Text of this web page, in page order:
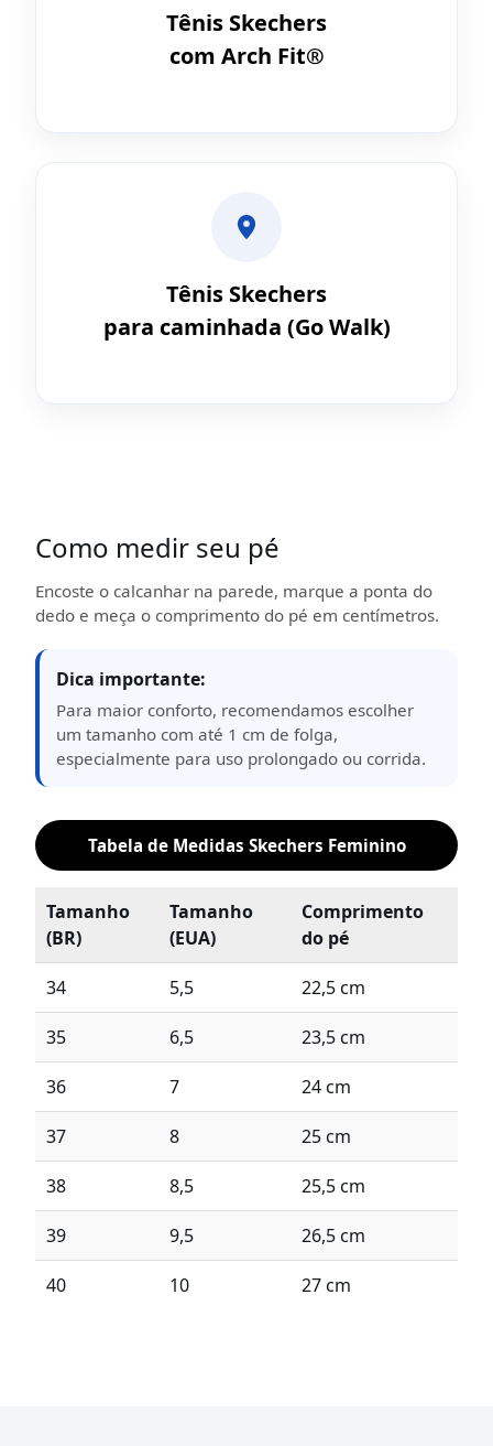
Tênis Skechers
com Arch Fit®
Tênis Skechers
para caminhada (Go Walk)
Como medir seu pé
Encoste o calcanhar na parede, marque a ponta do
dedo e meça o comprimento do pé em centímetros.
Dica importante:
Para maior conforto, recomendamos escolher
um tamanho com até 1 cm de folga,
especialmente para uso prolongado ou corrida.
Tabela de Medidas Skechers Feminino
Tamanho
(BR)
Tamanho
(EUA)
Comprimento
do pé
34 5,5 22,5 cm
35 6,5 23,5 cm
36 7 24 cm
37 8 25 cm
38 8,5 25,5 cm
39 9,5 26,5 cm
40 10 27 cm